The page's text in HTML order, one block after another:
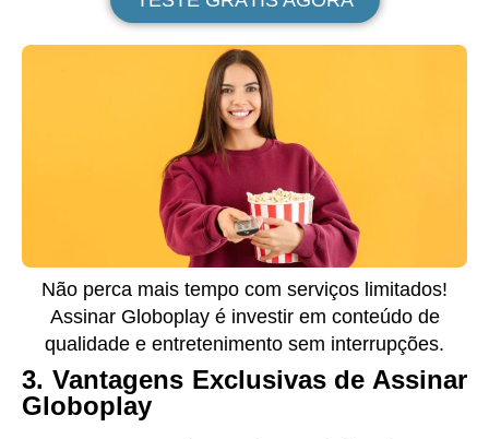
Não perca mais tempo com serviços limitados!
Assinar Globoplay é investir em conteúdo de
qualidade e entretenimento sem interrupções.
3. Vantagens Exclusivas de Assinar
Globoplay